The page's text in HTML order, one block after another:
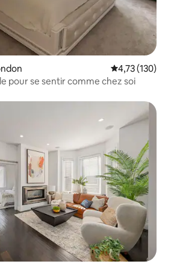
Évaluation
4,73 (130)
pour se sentir comme chez soi